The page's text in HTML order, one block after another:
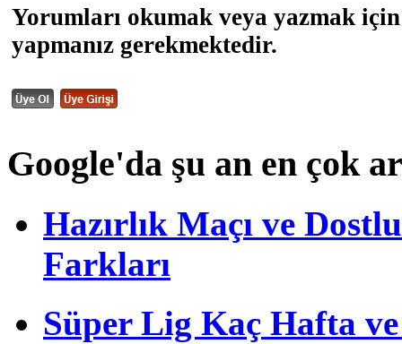
Yorumları okumak veya yazmak
yapmanız gerekmektedir.
Google'da şu an en çok
Hazırlık Maçı ve
Farkları
Süper Lig Kaç Hafta